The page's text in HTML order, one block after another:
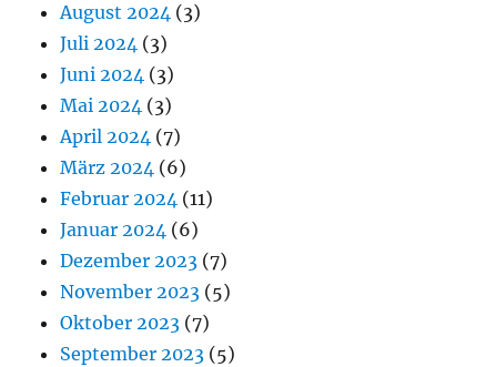
August 2024 (3)
Juli 2024 (3)
Juni 2024 (3)
Mai 2024 (3)
April 2024 (7)
März 2024 (6)
Februar 2024 (11)
Januar 2024 (6)
Dezember 2023 (7)
November 2023 (5)
Oktober 2023 (7)
September 2023 (5)